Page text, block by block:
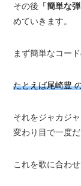
その後 「簡単な
めていきます。
まず簡単なコー
たとえば尾崎豊
それをジャカジ
変わり目で一度
これを歌に合わ